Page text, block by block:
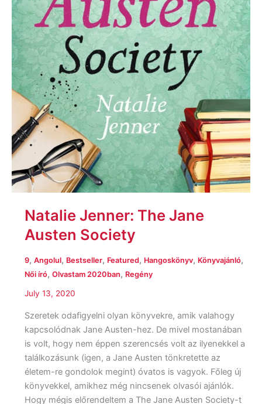
Natalie Jenner: The Jane
Austen Society
9, Angolul, Bestseller, Featured, Hangoskönyv, Könyvajánló,
Női író, Olvastam 2020ban, Regény
July 13, 2020
Szeretek odafigyelni olyan könyvekre, amik valahogy
kapcsolódnak Jane Austen-hez. De mivel mostanában
is volt, hogy nem éppen szerencsés volt az ilyenekkel a
találkozásunk (igen, a Jane Austen tönkretette az
életem-re gondolok megint) óvatos is vagyok. Főleg új
könyvekkel, amikhez még nincsenek olvasói ajánlók.
Hogy mégis előrendeltem a The Jane Austen Society-t